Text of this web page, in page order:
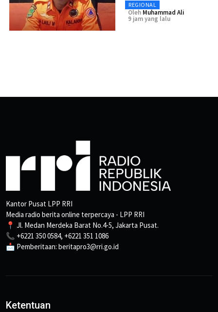
REGIONAL
Oleh Muhammad Ali
9 jam yang lalu
Kantor Pusat LPP RRI
Media radio berita online terpercaya - LPP RRI
📍 Jl. Medan Merdeka Barat No.4-5, Jakarta Pusat.
📞 +6221 350 0584, +6221 351 1086
📩 Pemberitaan: beritapro3@rri.go.id
Ketentuan